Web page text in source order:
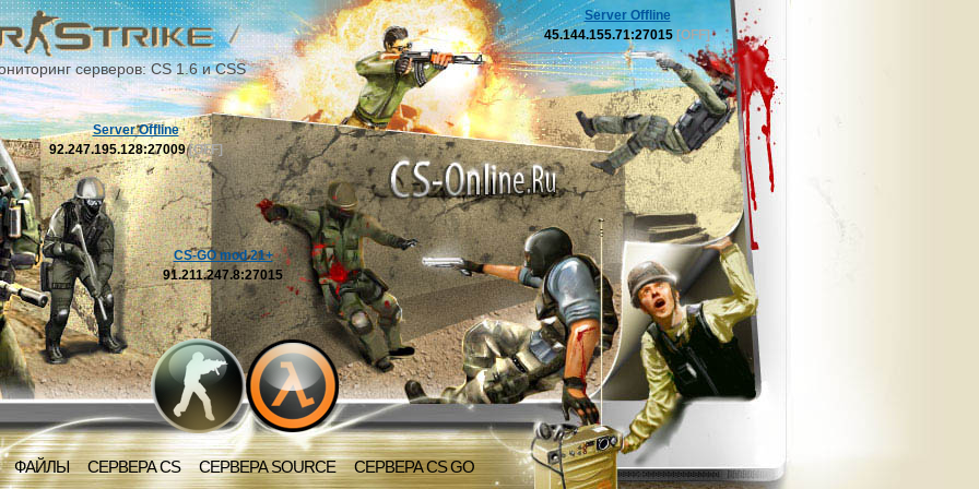
серверов: CS 1.6 и CSS
ФАЙЛЫ СЕРВЕРА CS СЕРВЕРА SOURCE СЕРВЕРА CS GO
Server Offline
92.247.195.128:27009[OFF]
CS-GO mod 21+
91.211.247.8:27015
Server Offline
45.144.155.71:27015 [OFF]